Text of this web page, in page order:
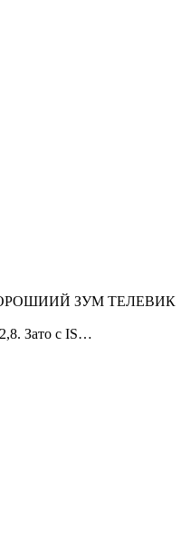
ХОРОШИИЙ ЗУМ ТЕЛЕВИК
Зато с IS…